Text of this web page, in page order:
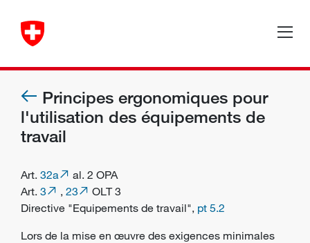
Principes ergonomiques pour
l'utilisation des équipements de
travail
Art. 32a
al. 2 OPA
Art. 3 , 23
OLT 3
Directive "Equipements de travail", pt 5.2
Lors de la mise en œuvre des exigences minimales